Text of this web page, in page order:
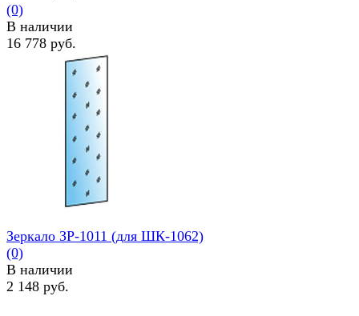
сравнить
(0)
В наличии
16 778 руб.
Зеркало ЗР-1011 (для ШК-1062)
(0)
В наличии
2 148 руб.